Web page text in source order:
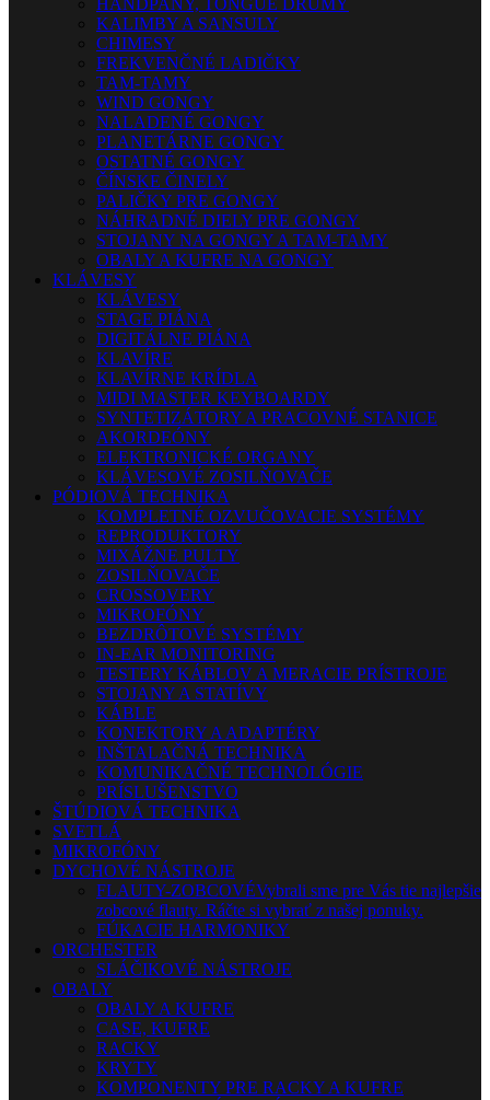
HANDPANY, TONGUE DRUMY
KALIMBY A SANSULY
CHIMESY
FREKVENČNÉ LADIČKY
TAM-TAMY
WIND GONGY
NALADENÉ GONGY
PLANETÁRNE GONGY
OSTATNÉ GONGY
ČÍNSKE ČINELY
PALIČKY PRE GONGY
NÁHRADNÉ DIELY PRE GONGY
STOJANY NA GONGY A TAM-TAMY
OBALY A KUFRE NA GONGY
KLÁVESY
KLÁVESY
STAGE PIÁNA
DIGITÁLNE PIÁNA
KLAVÍRE
KLAVÍRNE KRÍDLA
MIDI MASTER KEYBOARDY
SYNTETIZÁTORY A PRACOVNÉ STANICE
AKORDEÓNY
ELEKTRONICKÉ ORGANY
KLÁVESOVÉ ZOSILŇOVAČE
PÓDIOVÁ TECHNIKA
KOMPLETNÉ OZVUČOVACIE SYSTÉMY
REPRODUKTORY
MIXÁŽNE PULTY
ZOSILŇOVAČE
CROSSOVERY
MIKROFÓNY
BEZDRÔTOVÉ SYSTÉMY
IN-EAR MONITORING
TESTERY KÁBLOV A MERACIE PRÍSTROJE
STOJANY A STATÍVY
KÁBLE
KONEKTORY A ADAPTÉRY
INŠTALAČNÁ TECHNIKA
KOMUNIKAČNÉ TECHNOLÓGIE
PRÍSLUŠENSTVO
ŠTÚDIOVÁ TECHNIKA
SVETLÁ
MIKROFÓNY
DYCHOVÉ NÁSTROJE
FLAUTY-ZOBCOVÉVybrali sme pre Vás tie najlepšie
zobcové flauty. Ráčte si vybrať z našej ponuky.
FÚKACIE HARMONIKY
ORCHESTER
SLÁČIKOVÉ NÁSTROJE
OBALY
OBALY A KUFRE
CASE, KUFRE
RACKY
KRYTY
KOMPONENTY PRE RACKY A KUFRE